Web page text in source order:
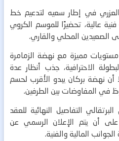
في إطار سعيه لتدعيم خط
عالية، تحضيرًا للموسم الكروي
الصعيدين المحلي والقاري.
مميزة مع نهضة الزمامرة
الاحترافية، جذب أنظار عدة
أن نهضة بركان يبدو الأقرب لحسم
في المفاوضات بين الطرفين.
التفاصيل النهائية للعقد
على أن يتم الإعلان الرسمي عن
المالية والفنية.